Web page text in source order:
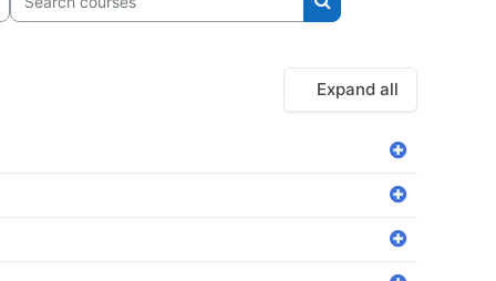
Search courses
Search courses
Expand all